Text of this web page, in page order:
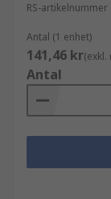
RS-artikelnummer
Antal (1 enhet)
141,46 kr(exkl.
Antal